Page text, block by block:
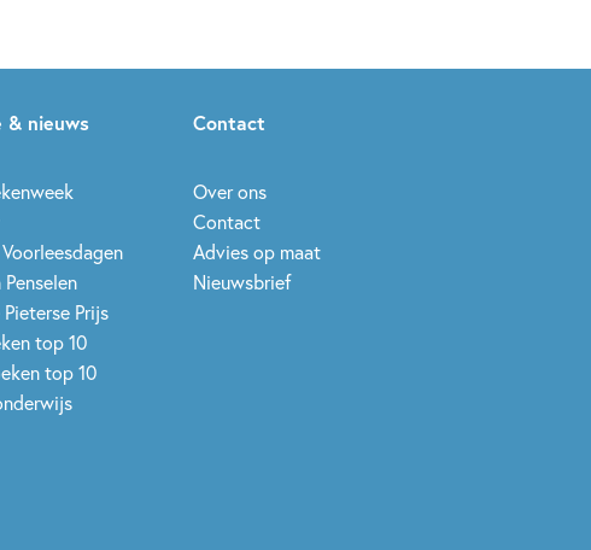
& nieuws
Prijs
top 10
top 10
Contact
Over ons
Contact
Advies op maat
Nieuwsbrief